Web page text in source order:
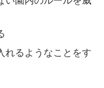
れるようなことをす